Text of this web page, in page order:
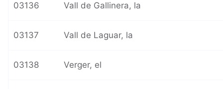
03136 Vall de Gallinera, la
03137 Vall de Laguar, la
03138 Verger, el